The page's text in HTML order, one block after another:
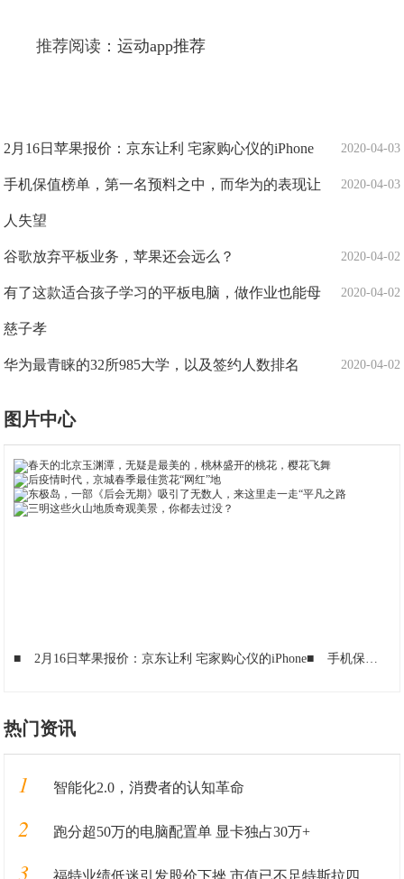
推荐阅读：运动app推荐
2020-04-03
2月16日苹果报价：京东让利 宅家购心仪的iPhone
2020-04-03
手机保值榜单，第一名预料之中，而华为的表现让
人失望
2020-04-02
谷歌放弃平板业务，苹果还会远么？
2020-04-02
有了这款适合孩子学习的平板电脑，做作业也能母
慈子孝
2020-04-02
华为最青睐的32所985大学，以及签约人数排名
图片中心
■ 2月16日苹果报价：京东让利 宅家购心仪的iPhone■ 手机保值榜单，第一名预料之中，而华为的表现让人失望
热门资讯
1 智能化2.0，消费者的认知革命
2 跑分超50万的电脑配置单 显卡独占30万+
3 福特业绩低迷引发股价下挫 市值已不足特斯拉四分之一